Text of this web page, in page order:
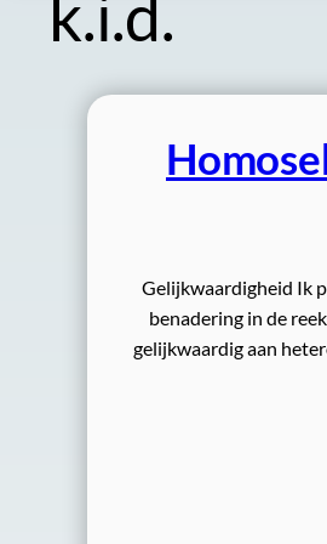
Gelijkwaardigheid Ik
benadering in de
gelijkwaardig aan